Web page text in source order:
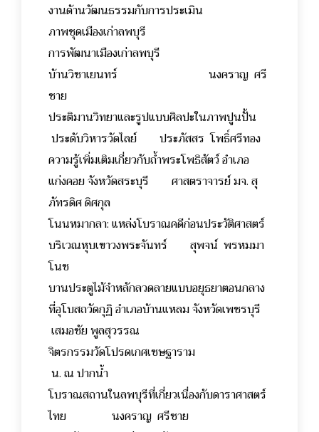
งานด้านวัฒนธรรมกับการประเมิน
ภาพชุดเมืองเก่าลพบุรี
การพัฒนาเมืองเก่าลพบุรี
บ้านวิชาเยนทร์ นงคราญ ศรี
ชาย
ประติมานวิทยาและรูปแบบศิลปะในภาพปูนปั้น
ประดับวิหารวัดไลย์ ประภัสสร โพธิ์ศรีทอง
ความรู้เพิ่มเติมเกี่ยวกับถ้ำพระโพธิสัตว์ อำเภอ
แก่งคอย จังหวัดสระบุรี ศาสตราจารย์ มจ. สุ
ภัทรดิศ ดิศกุล
โนนหมากลา: แหล่งโบราณคดีก่อนประวัติศาสตร์
บริเวณหุบเขาวงพระจันทร์ สุพจน์ พรหมมา
โนช
บานประตูไม้จำหลักลวดลายแบบอยุธยาตอนกลาง
ที่อุโบสถวัดกุฏิ อำเภอบ้านแหลม จังหวัดเพชรบุรี
เสมอชัย พูลสุวรรณ
จิตรกรรมวัดโปรดเกศเชษฐาราม
น. ณ ปากน้ำ
โบราณสถานในลพบุรีที่เกี่ยวเนื่องกับดาราศาสตร์
ไทย นงคราญ ศรีชาย